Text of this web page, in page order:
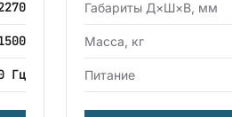
Гц
Габариты Д×Ш×В, мм
Масса, кг
Питание